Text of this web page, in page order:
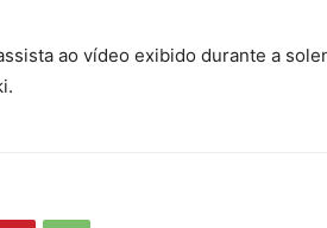
ao vídeo exibido durante a